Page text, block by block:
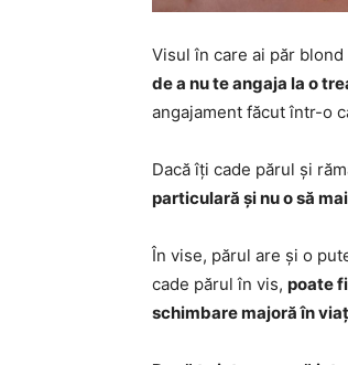
Visul în care ai păr
de a nu te angaja la o
angajament făcut într-o
Dacă îți cade părul și
particulară și nu o să
În vise, părul are și o
cade părul în vis, poate
schimbare majoră în